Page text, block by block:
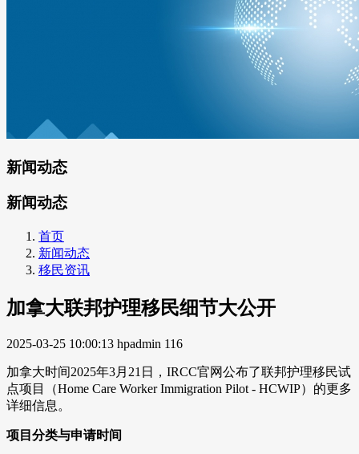
新闻动态
新闻动态
首页
新闻动态
移民资讯
加拿大联邦护理移民细节大公开
2025-03-25 10:00:13 hpadmin 116
加拿大时间2025年3月21日，IRCC官网公布了联邦护理移民试
点项目（Home Care Worker Immigration Pilot - HCWIP）的更多
详细信息。
项目分类与申请时间